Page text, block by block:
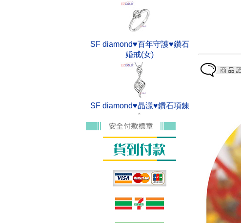
SF diamond♥百年守護♥鑽石
婚戒(女)
SF diamond♥晶漾♥鑽石項鍊